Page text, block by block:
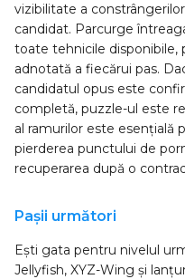
vizibilitate a
candidat. Parcurge
toate tehnicile disponibile,
adnotată a fiecărui pas.
candidatul opus este
completă, puzzle-ul este
al ramurilor este esențială
pierderea punctului de
recuperarea după o
Pașii următori
Ești gata pentru nivelul
Jellyfish, XYZ-Wing și